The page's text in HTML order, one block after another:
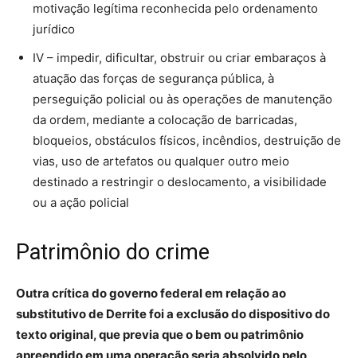
motivação legítima reconhecida pelo ordenamento
jurídico
IV – impedir, dificultar, obstruir ou criar embaraços à
atuação das forças de segurança pública, à
perseguição policial ou às operações de manutenção
da ordem, mediante a colocação de barricadas,
bloqueios, obstáculos físicos, incêndios, destruição de
vias, uso de artefatos ou qualquer outro meio
destinado a restringir o deslocamento, a visibilidade
ou a ação policial
Patrimônio do crime
Outra crítica do governo federal em relação ao
substitutivo de Derrite foi a exclusão do dispositivo do
texto original, que previa que o bem ou patrimônio